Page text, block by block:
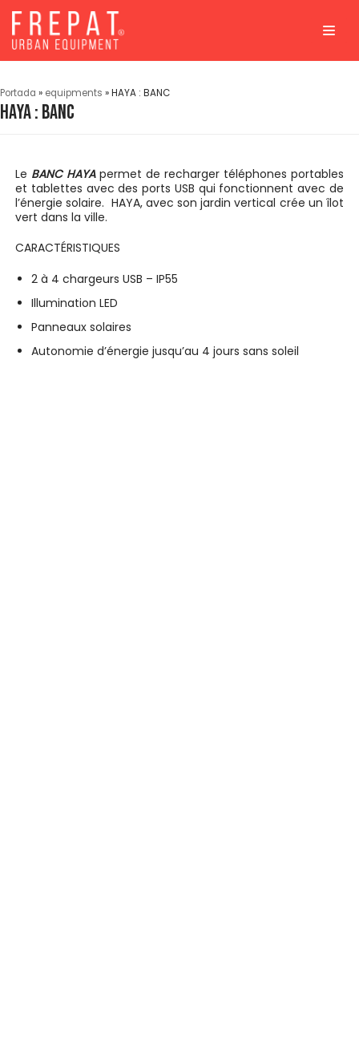
Aller
au
contenu
Portada » equipments »HAYA : BANC
HAYA : BANC
Le BANC HAYApermet de recharger téléphones portables
et tablettes avec des ports USB qui fonctionnent avec de
l’énergie solaire. HAYA, avec son jardin vertical crée un îlot
vert dans la ville.
CARACTÉRISTIQUES
2 à 4 chargeurs USB – IP55
Illumination LED
Panneaux solaires
Autonomie d’énergie jusqu’au 4 jours sans soleil